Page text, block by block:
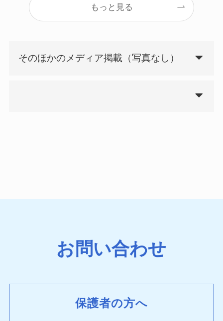
もっと見る
そのほかのメディア掲載（写真なし）
お問い合わせ
保護者の方へ